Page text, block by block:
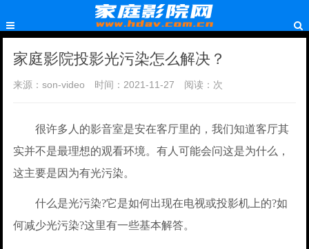
家庭影院投影光污染怎么解决？
来源：son-video 时间：2021-11-27 阅读： 次
很许多人的影音室是安在客厅里的，我们知道客厅其
实并不是最理想的观看环境。有人可能会问这是为什么，
这主要是因为有光污染。
什么是光污染?它是如何出现在电视或投影机上的?如
何减少光污染?这里有一些基本解答。